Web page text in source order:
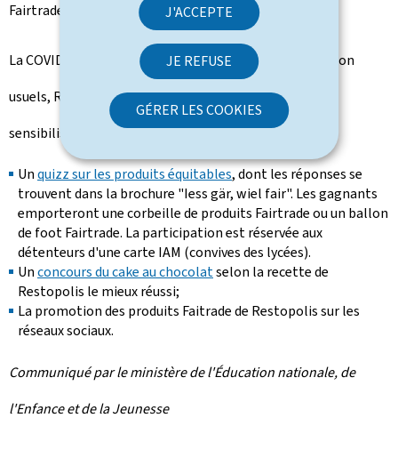
J'ACCEPTE
JE REFUSE
GÉRER LES COOKIES
Fairtrade.
La COVID-19 ne permettant pas les stands d'information
usuels, Restopolis organise plusieurs actions de
sensibilisation en ligne:
Unquizz sur les produits équitables, dont les réponses se
trouvent dans la brochure "Iess gär, wiel fair". Les gagnants
emporteront une corbeille de produits Fairtrade ou un ballon
de foot Fairtrade. La participation est réservée aux
détenteurs d'une carte IAM (convives des lycées).
Unconcours du cake au chocolatselon la recette de
Restopolis le mieux réussi;
La promotion des produits Faitrade de Restopolis sur les
réseaux sociaux.
Communiqué par le ministère de l'Éducation nationale, de
l'Enfance et de la Jeunesse